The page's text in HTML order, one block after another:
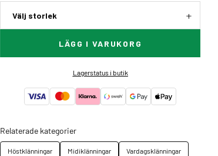
Välj storlek
LÄGG I VARUKORG
Lagerstatus i butik
Relaterade kategorier
Höstklänningar Midiklänningar
Vardagsklänningar